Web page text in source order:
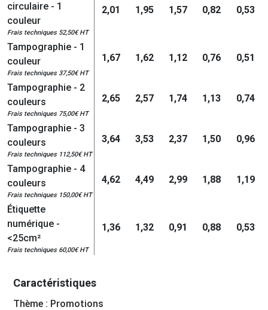
circulaire - 1
couleur
Frais techniques 52,50€ HT
2,01 1,95 1,57 0,82 0,53
Tampographie - 1
couleur
Frais techniques 37,50€ HT
1,67 1,62 1,12 0,76 0,51
Tampographie - 2
couleurs
Frais techniques 75,00€ HT
2,65 2,57 1,74 1,13 0,74
Tampographie - 3
couleurs
Frais techniques 112,50€ HT
3,64 3,53 2,37 1,50 0,96
Tampographie - 4
couleurs
Frais techniques 150,00€ HT
4,62 4,49 2,99 1,88 1,19
Étiquette
numérique -
<25cm²
Frais techniques 60,00€ HT
1,36 1,32 0,91 0,88 0,53
Caractéristiques
Thème : Promotions